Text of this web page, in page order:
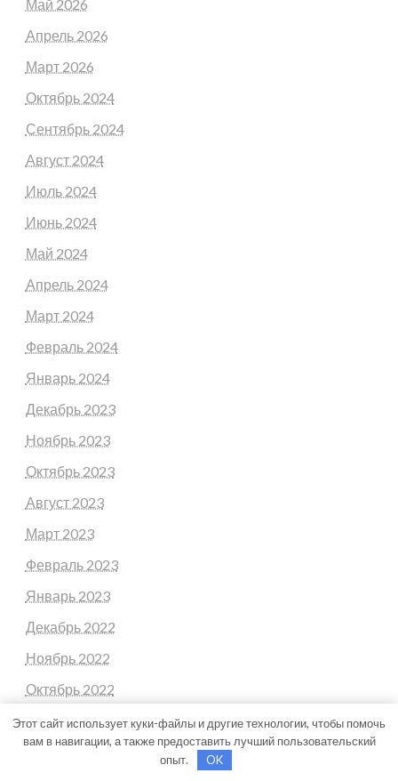
Май 2026
Апрель 2026
Март 2026
Октябрь 2024
Сентябрь 2024
Август 2024
Июль 2024
Июнь 2024
Май 2024
Апрель 2024
Март 2024
Февраль 2024
Январь 2024
Декабрь 2023
Ноябрь 2023
Октябрь 2023
Август 2023
Март 2023
Февраль 2023
Январь 2023
Декабрь 2022
Ноябрь 2022
Октябрь 2022
Сентябрь 2022
Август 2022
Этот сайт использует куки-файлы и другие технологии, чтобы помочь
вам в навигации, а также предоставить лучший пользовательский
опыт.
OK